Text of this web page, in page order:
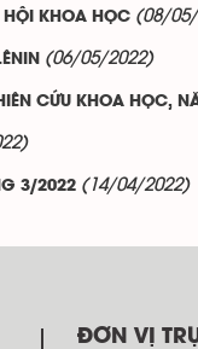
KHOA HỌC (08/
(06/05/2022)
CỨU KHOA HỌC,
3/2022 (14/04/2022)
ĐƠN VỊ